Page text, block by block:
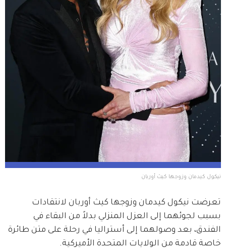
نيكول كيدمان وزوجها كيث أوربان
تعرضت نيكول كيدمان وزوجها كيث أوربان لانتقادات
بسبب لجوئهما إلى العزل المنزلي بدلاً من البقاء في
الفندق، بعد وصولهما إلى أستراليا في رحلة على متن طائرة
خاصة قادمة من الولايات المتحدة الأميركية.